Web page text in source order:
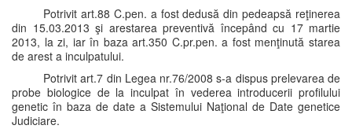
Potrivit art.88 C.pen. a fost dedusă din pedeapsă reţinerea
din 15.03.2013 şi arestarea preventivă începând cu 17 martie
2013, la zi, iar în baza art.350 C.pr.pen. a fost menţinută starea
de arest a inculpatului.
Potrivit art.7 din Legea nr.76/2008 s-a dispus prelevarea de
probe biologice de la inculpat în vederea introducerii profilului
genetic în baza de date a Sistemului Naţional de Date genetice
Judiciare.